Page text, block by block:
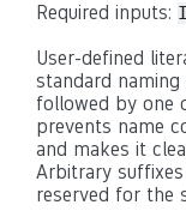
Required inputs:
User-defined
standard
followed by one
prevents name
and makes it
Arbitrary
reserved for the